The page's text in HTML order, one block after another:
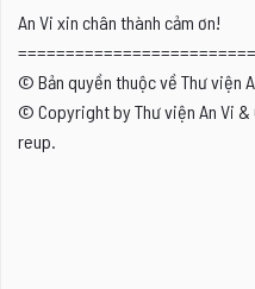
An Vi xin chân thành cảm ơn!
© Bản quyền thuộc về Thư viện
© Copyright by Thư viện An Vi &
reup.